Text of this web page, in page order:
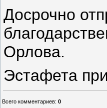
Досрочно
Орлова.
Эстафета
Всего комментариев: 0